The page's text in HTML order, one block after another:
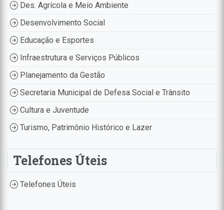
Des. Agrícola e Meio Ambiente
Desenvolvimento Social
Educação e Esportes
Infraestrutura e Serviços Públicos
Planejamento da Gestão
Secretaria Municipal de Defesa Social e Trânsito
Cultura e Juventude
Turismo, Patrimônio Histórico e Lazer
Telefones Úteis
Telefones Úteis